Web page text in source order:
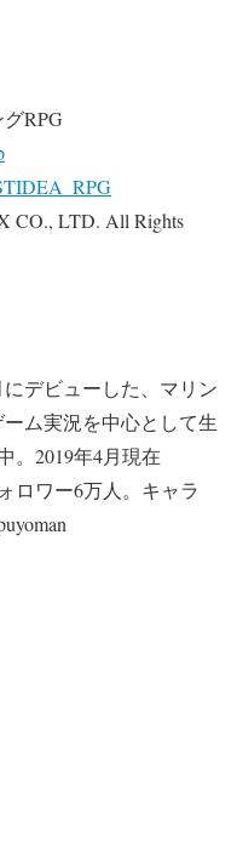
RPG
CO., LTD. All Rights
デビューした、マリン
ム実況を中心として生
。2019年4月現在
ロワー6万人。キャラ